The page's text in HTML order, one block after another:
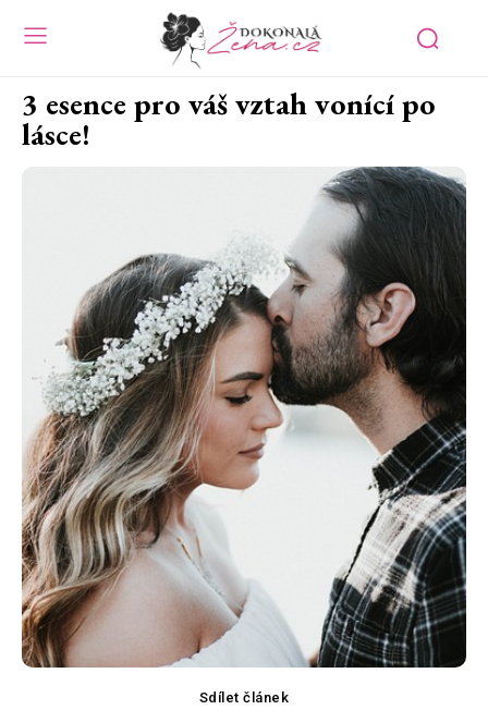
3 esence pro váš vztah vonící po
lásce!
Sdílet článek